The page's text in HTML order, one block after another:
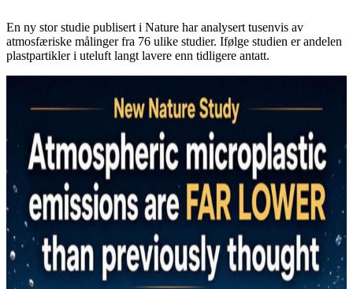
En ny stor studie publisert i Nature har analysert tusenvis av
atmosfæriske målinger fra 76 ulike studier. Ifølge studien er andelen
plastpartikler i uteluft langt lavere enn tidligere antatt.